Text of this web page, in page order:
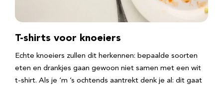
T-shirts voor knoeiers
Echte knoeiers zullen dit herkennen: bepaalde soorten
eten en drankjes gaan gewoon niet samen met een wit
t-shirt. Als je ‘m ’s ochtends aantrekt denk je al: dit gaat